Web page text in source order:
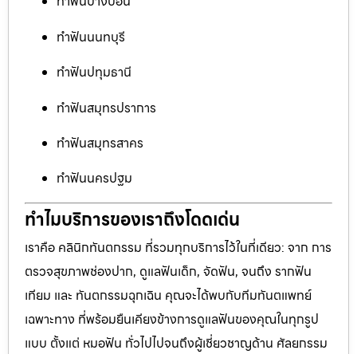
ทำฟันนนทบุรี
ทำฟันปทุมธานี
ทำฟันสมุทรปราการ
ทำฟันสมุทรสาคร
ทำฟันนครปฐม
ทำไมบริการของเราถึงโดดเด่น
เราคือ คลินิกทันตกรรม ที่รวมทุกบริการไว้ในที่เดียว: จาก การ
ตรวจสุขภาพช่องปาก, ดูแลฟันเด็ก, จัดฟัน, จนถึง รากฟัน
เทียม และ ทันตกรรมฉุกเฉิน คุณจะได้พบกับทีมทันตแพทย์
เฉพาะทาง ที่พร้อมยืนเคียงข้างการดูแลฟันของคุณในทุกรูป
แบบ ตั้งแต่ หมอฟัน ทั่วไปไปจนถึงผู้เชี่ยวชาญด้าน ศัลยกรรม